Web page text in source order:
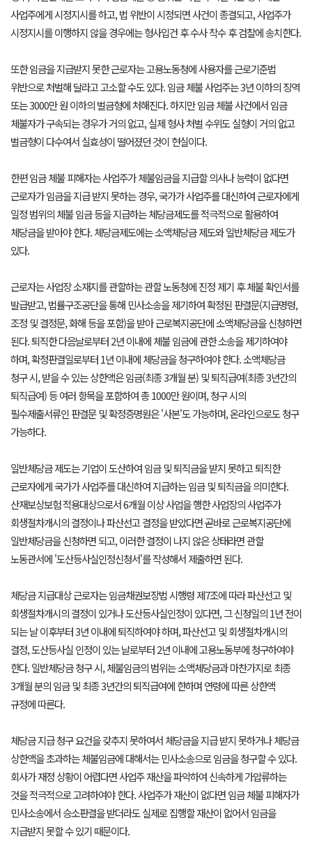
사업주에게 시정지시를 하고, 법 위반이 시정되면 사건이 종결되고, 사업주가
시정지시를 이행하지 않을 경우에는 형사입건 후 수사 착수 후 검찰에 송치한다.
또한 임금을 지급받지 못한 근로자는 고용노동청에 사용자를 근로기준법
위반으로 처벌해 달라고 고소할 수도 있다. 임금 체불 사업주는 3년 이하의 징역
또는 3000만 원 이하의 벌금형에 처해진다. 하지만 임금 체불 사건에서 임금
체불자가 구속되는 경우가 거의 없고, 실제 형사 처벌 수위도 실형이 거의 없고
벌금형이 다수여서 실효성이 떨어졌던 것이 현실이다.
한편 임금 체불 피해자는 사업주가 체불임금을 지급할 의사나 능력이 없다면
근로자가 임금을 지급 받지 못하는 경우, 국가가 사업주를 대신하여 근로자에게
일정 범위의 체불 임금 등을 지급하는 체당금제도를 적극적으로 활용하여
체당금을 받아야 한다. 체당금제도에는 소액체당금 제도와 일반체당금 제도가
있다.
근로자는 사업장 소재지를 관할하는 관할 노동청에 진정 제기 후 체불 확인서를
발급받고, 법률구조공단을 통해 민사소송을 제기하여 확정된 판결문(지급명령,
조정 및 결정문, 화해 등을 포함)을 받아 근로복지공단에 소액체당금을 신청하면
된다. 퇴직한 다음날로부터 2년 이내에 체불 임금에 관한 소송을 제기하여야
하며, 확정판결일로부터 1년 이내에 체당금을 청구하여야 한다. 소액체당금
청구 시, 받을 수 있는 상한액은 임금(최종 3개월 분) 및 퇴직급여(최종 3년간의
퇴직급여) 등 여러 항목을 포함하여 총 1000만 원이며, 청구 시의
필수제출서류인 판결문 및 확정증명원은 '사본'도 가능하며, 온라인으로도 청구
가능하다.
일반체당금 제도는 기업이 도산하여 임금 및 퇴직금을 받지 못하고 퇴직한
근로자에게 국가가 사업주를 대신하여 지급하는 임금 및 퇴직금을 의미한다.
산재보상보험 적용대상으로서 6개월 이상 사업을 행한 사업장의 사업주가
회생절차개시의 결정이나 파산선고 결정을 받았다면 곧바로 근로복지공단에
일반체당금을 신청하면 되고, 이러한 결정이 나지 않은 상태라면 관할
노동관서에 '도산등사실인정신청서'를 작성해서 제출하면 된다.
체당금 지급대상 근로자는 임금채권보장법 시행령 제7조에 따라 파산선고 및
회생절차개시의 결정이 있거나 도산등사실인정이 있다면, 그 신청일의 1년 전이
되는 날 이후부터 3년 이내에 퇴직하여야 하며, 파산선고 및 회생절차개시의
결정, 도산등사실 인정이 있는 날로부터 2년 이내에 고용노동부에 청구하여야
한다. 일반체당금 청구 시, 체불임금의 범위는 소액체당금과 마찬가지로 최종
3개월 분의 임금 및 최종 3년간의 퇴직급여에 한하며 연령에 따른 상한액
규정에 따른다.
체당금 지급 청구 요건을 갖추지 못하여서 체당금을 지급 받지 못하거나 체당금
상한액을 초과하는 체불임금에 대해서는 민사소송으로 임금을 청구할 수 있다.
회사가 재정 상황이 어렵다면 사업주 재산을 파악하여 신속하게 가압류하는
것을 적극적으로 고려하여야 한다. 사업주가 재산이 없다면 임금 체불 피해자가
민사소송에서 승소판결을 받더라도 실제로 집행할 재산이 없어서 임금을
지급받지 못할 수 있기 때문이다.